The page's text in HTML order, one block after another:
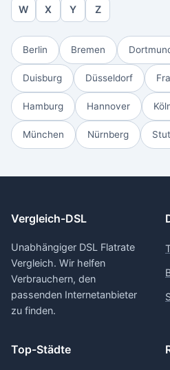
W X Y Z
Berlin Bremen
Duisburg Düsseldorf
Hamburg Hannover
München Nürnberg
Vergleich-DSL
Unabhängiger DSL Flatrate
Vergleich. Wir helfen
Verbrauchern, den
passenden Internetanbieter
zu finden.
Top-Städte